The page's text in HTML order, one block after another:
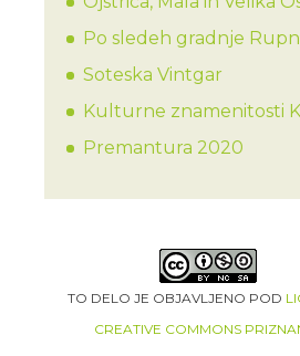
Po sledeh gradnje
Soteska Vintgar
Kulturne znamenitosti
Premantura 2020
TO DELO JE OBJAVLJENO POD
CREATIVE COMMONS